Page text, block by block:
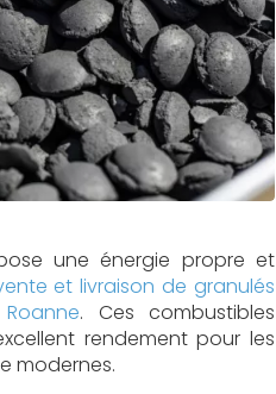
une énergie propre et
et livraison de granulés
. Ces combustibles
rendement pour les
modernes.